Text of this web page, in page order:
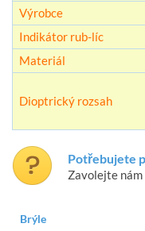
Výrobce
Indikátor rub-líc
Materiál
Dioptrický rozsah
Potřebujete
Zavolejte nám
Brýle